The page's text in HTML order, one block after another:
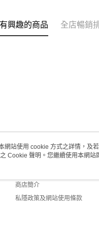
興趣的商品 全店暢銷
關於我們
商店簡介
私隱政策及網站使用條款
網站使用 cookie 方式之詳情，及
之 Cookie 聲明。您繼續使用本網